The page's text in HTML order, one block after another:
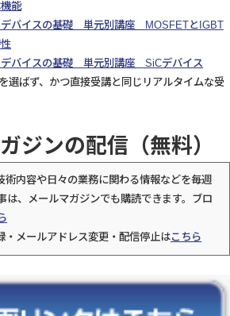
能
デバイスの基礎 単元別講座 MOSFETとIGBT
デバイスの基礎 単元別講座 SiCデバイス
選ばず、かつ直接受講と同じリアルタイムな受
ジンの配信（無料）
術内容や日々の業務に関わる情報などを毎週
は、メールマガジンでも購読できます。ブロ
・メールアドレス変更・配信停止はこちら